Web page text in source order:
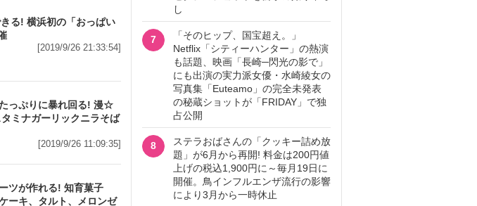
る! 横浜初の「おっぱい
[2019/9/26 21:33:54]
っぷりに暴れ回る! 漫☆
ミナガーリックニラそば
[2019/9/26 11:09:35]
ツが作れる! 知育菓子
ーキ、タルト、メロンゼ
し
7
「そのヒップ、国宝超え。」
Netflix「シティーハンター」の熱演
も話題、映画「長崎─閃光の影で」
にも出演の実力派女優・水崎綾女の
写真集「Euteamo」の完全未発表
の秘蔵ショットが「FRIDAY」で独
占公開
8
ステラおばさんの「クッキー詰め放
題」が6月から再開! 料金は200円値
上げの税込1,900円に～毎月19日に
開催。鳥インフルエンザ流行の影響
により3月から一時休止